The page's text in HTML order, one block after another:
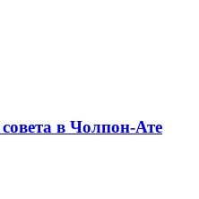
в Чолпон-Ате